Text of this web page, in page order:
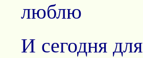
люблю
И сегодня